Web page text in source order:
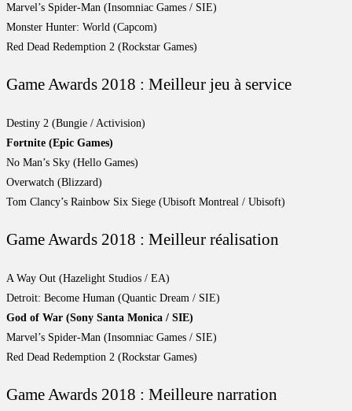
Marvel’s Spider-Man (Insomniac Games / SIE)
Monster Hunter: World (Capcom)
Red Dead Redemption 2 (Rockstar Games)
Game Awards 2018 : Meilleur jeu à service
Destiny 2 (Bungie / Activision)
Fortnite (Epic Games)
No Man’s Sky (Hello Games)
Overwatch (Blizzard)
Tom Clancy’s Rainbow Six Siege (Ubisoft Montreal / Ubisoft)
Game Awards 2018 : Meilleur réalisation
A Way Out (Hazelight Studios / EA)
Detroit: Become Human (Quantic Dream / SIE)
God of War (Sony Santa Monica / SIE)
Marvel’s Spider-Man (Insomniac Games / SIE)
Red Dead Redemption 2 (Rockstar Games)
Game Awards 2018 : Meilleure narration